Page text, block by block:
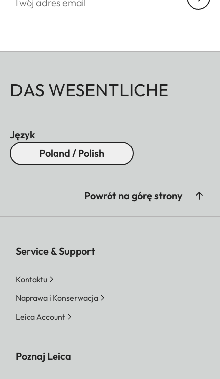
DAS WESENTLICHE
Język
Poland / Polish
Powrót na górę strony
Service & Support
Kontaktu
Naprawa i Konserwacja
Leica Account
Poznaj Leica